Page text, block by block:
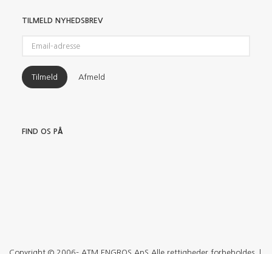
TILMELD NYHEDSBREV
adresse
Tilmeld Afmeld
FIND OS PÅ